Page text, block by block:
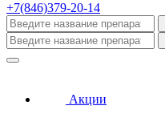
+7(846)379-20-14
Акции